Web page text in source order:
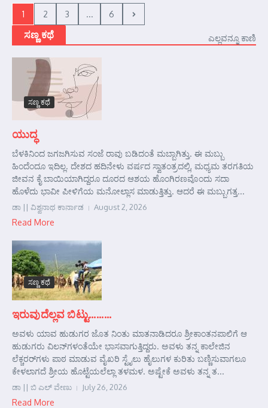
1 2 3 ... 6
ಸಣ್ಣ ಕಥೆ ಎಲ್ಲವನ್ನೂ ಕಾಣಿ
ಸಣ್ಣ ಕಥೆ
ಯುದ್ಧ
ಬೆಳಕಿನಿಂದ ಜಗಜಗಿಸುವ ಸಂಜೆ ರಾವು ಬಡಿದಂತೆ ಮಬ್ಬಾಗಿತ್ತು. ಈ ಮಬ್ಬು
ಹಿಂದೆಂದೂ ಇದಿಲ್ಲ. ದೇಶದ ಹದಿನೇಳು ವರ್ಷದ ಸ್ವಾತಂತ್ರದಲ್ಲಿ, ಮಧ್ಯಮ ತರಗತಿಯ
ಜೀವನ ಕೈ ಬಾಯಿಯಾಗಿದ್ದರೂ ದೂರದ ಆಶಯ ಹೊಂಗಿರಣವೊಂದು ಸದಾ
ಹೊಳೆದು ಭಾವೀ ಪೀಳಿಗೆಯ ಮನೋಲ್ಲಾಸ ಮಾಡುತ್ತಿತ್ತು. ಆದರೆ ಈ ಮಬ್ಬುಗತ್ತ...
ಡಾ || ವಿಶ್ವನಾಥ ಕಾರ್ನಾಡ August 2, 2026
Read More
ಸಣ್ಣ ಕಥೆ
ಇರುವುದೆಲ್ಲವ ಬಿಟ್ಟು………
ಅವಳು ಯಾವ ಹುಡುಗರ ಜೊತ ನಿಂತು ಮಾತನಾಡಿದರೂ ಶ್ರೀಕಾಂತನಪಾಲಿಗೆ ಆ
ಹುಡುಗರು ವಿಲನ್‌ಗಳಂತೆಯೇ ಭಾಸವಾಗುತ್ತಿದ್ದರು. ಅವಳು ತನ್ನ ಕಾಲೇಜಿನ
ಲೆಕ್ಚರರ್‌ಗಳು ಪಾಠ ಮಾಡುವ ವೈಖರಿ ಸ್ಟೈಲು ಹೈಲುಗಳ ಕುರಿತು ಬಣ್ಣಿಸುವಾಗಲೂ
ಕೇಳಲಾಗದೆ ಶ್ರೀಯ ಹೊಟ್ಟೆಯಲೆಲ್ಲಾ ತಳಮಳ. ಅಷ್ಟೇಕೆ ಅವಳು ತನ್ನ ತ...
ಡಾ || ಬಿ ಎಲ್ ವೇಣು July 26, 2026
Read More